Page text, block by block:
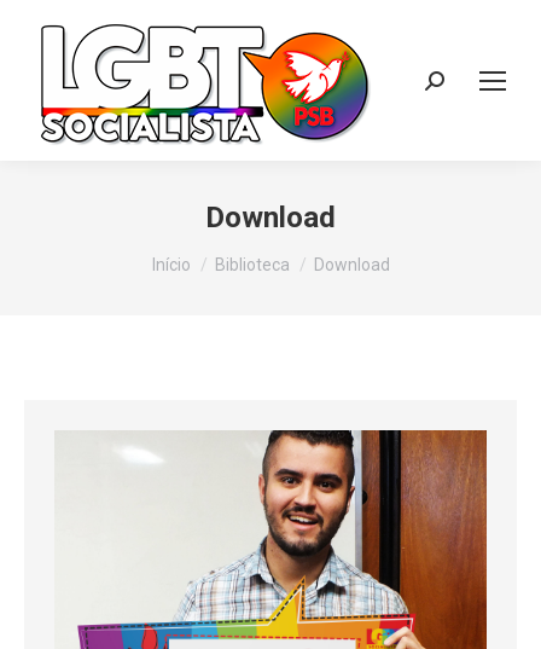
Search:
Download
Você está aqui:
Início Biblioteca Download